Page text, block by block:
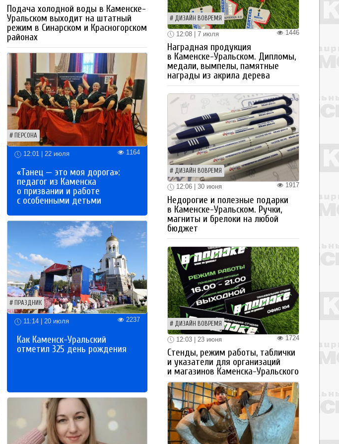
Подача холодной воды в Каменске-
Уральском выходит на штатный
режим в Синарском и Красногорском
районах
ПЕРСОНА
12:01 | 22 июля 1164
«Танец — это моя дорога»:
педагог из Каменска
о призвании и работе
с особенными детьми
ПРАЗДНИК
11:14 | 20 июля 2237
Как Каменск-Уральский
отметил 325 день рождения
ДИЗАЙН ВОВРЕМЯ
1446
12:08 | 7 июля
Наградная продукция
в Каменске-Уральском. Дипломы,
медали, вымпелы, памятные
награды из акрила дерева
ДИЗАЙН ВОВРЕМЯ
1917
12:06 | 30 июня
Недорогие и полезные подарки
в Каменске-Уральском. Ручки,
магниты и брелоки на любой
бюджет
ДИЗАЙН ВОВРЕМЯ
1724
12:03 | 23 июня
Стенды, режим работы, таблички
и указатели для организаций
и магазинов Каменска-Уральского